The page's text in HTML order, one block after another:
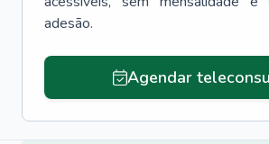
adesão.
Agendar